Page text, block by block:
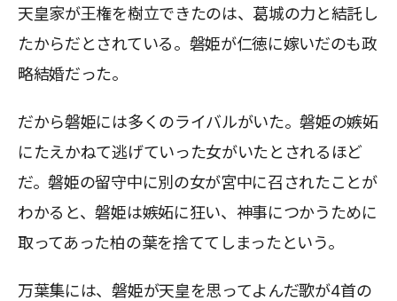
天皇家が王権を樹立できたのは、葛城の力と結託し
たからだとされている。磐姫が仁徳に嫁いだのも政
略結婚だった。
だから磐姫には多くのライバルがいた。磐姫の嫉妬
にたえかねて逃げていった女がいたとされるほど
だ。磐姫の留守中に別の女が宮中に召されたことが
わかると、磐姫は嫉妬に狂い、神事につかうために
取ってあった柏の葉を捨ててしまったという。
万葉集には、磐姫が天皇を思ってよんだ歌が4首の